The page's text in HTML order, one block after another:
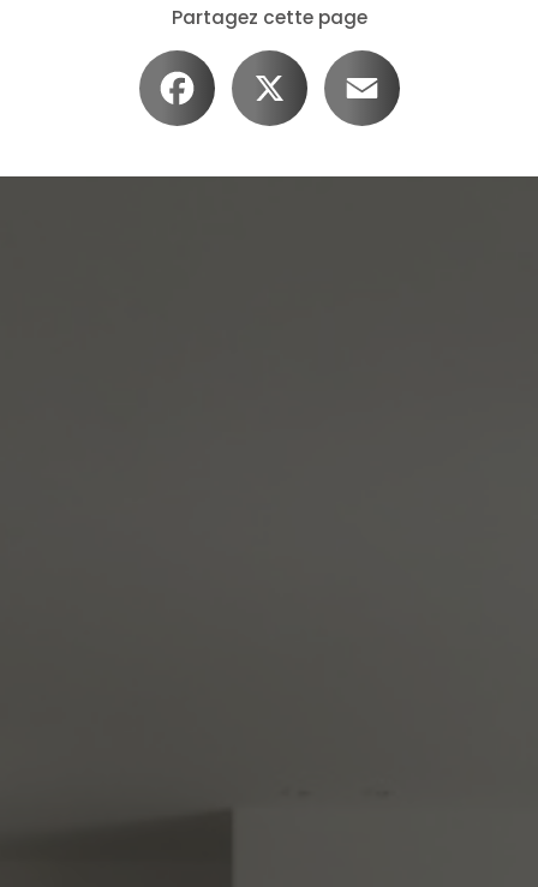
Partagez cette page
Facebook